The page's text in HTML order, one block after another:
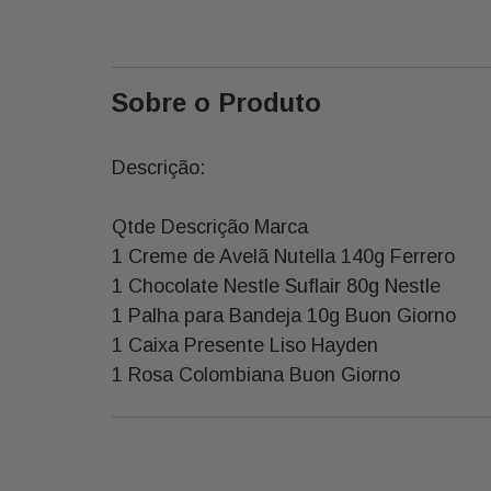
Sobre o Produto
Descrição:
Qtde Descrição Marca
1 Creme de Avelã Nutella 140g Ferrero
1 Chocolate Nestle Suflair 80g Nestle
1 Palha para Bandeja 10g Buon Giorno
1 Caixa Presente Liso Hayden
1 Rosa Colombiana Buon Giorno